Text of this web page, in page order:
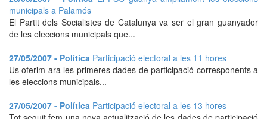
municipals a Palamós
El Partit dels Socialistes de Catalunya va ser el gran guanyador
de les eleccions municipals que...
27/05/2007 - Política Participació electoral a les 11 hores
Us oferim ara les primeres dades de participació corresponents a
les eleccions municipals...
27/05/2007 - Política Participació electoral a les 13 hores